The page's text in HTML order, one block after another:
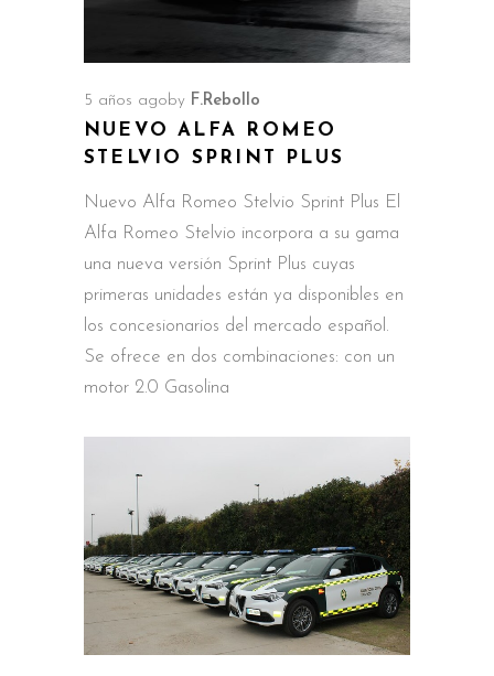
5 años agoby F.Rebollo
NUEVO ALFA ROMEO
STELVIO SPRINT PLUS
Nuevo Alfa Romeo Stelvio Sprint Plus El
Alfa Romeo Stelvio incorpora a su gama
una nueva versión Sprint Plus cuyas
primeras unidades están ya disponibles en
los concesionarios del mercado español.
Se ofrece en dos combinaciones: con un
motor 2.0 Gasolina